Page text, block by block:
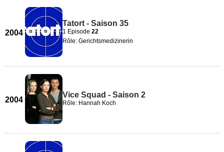
2004
Tatort - Saison 35
1 Episode 22
Rôle: Gerichtsmedizinerin
2004
Vice Squad - Saison 2
Rôle: Hannah Koch